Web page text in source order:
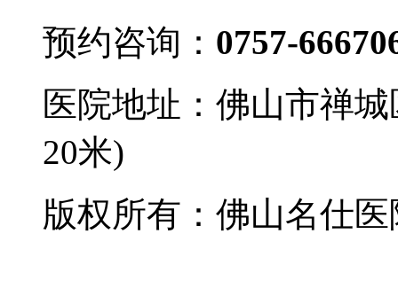
预约咨询： 0757-
医院地址：佛山市禅
20米)
版权所有：佛山名仕